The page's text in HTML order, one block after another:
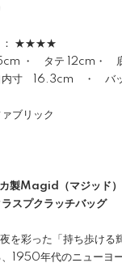
： ★★★★
・ タテ 12cm・
寸 16.3cm ・ バッ
ブリック
製Magid（マジッド
スプクラッチバッグ
を彩った「持ち歩ける
1950年代のニューヨ